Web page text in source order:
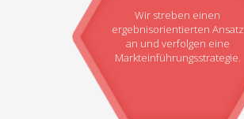
Wir streben einen
ergebnisorientierten Ansatz
an und verfolgen eine
Markteinführungsstrategie.